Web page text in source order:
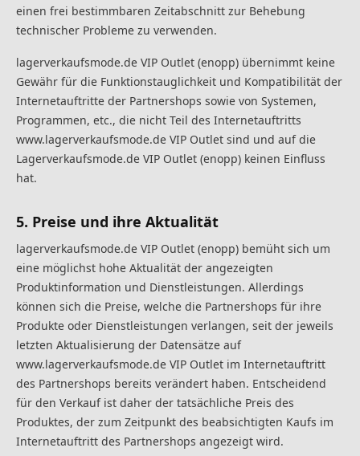
einen frei bestimmbaren Zeitabschnitt zur Behebung
technischer Probleme zu verwenden.
lagerverkaufsmode.de VIP Outlet (enopp) übernimmt keine
Gewähr für die Funktionstauglichkeit und Kompatibilität der
Internetauftritte der Partnershops sowie von Systemen,
Programmen, etc., die nicht Teil des Internetauftritts
www.lagerverkaufsmode.de VIP Outlet sind und auf die
Lagerverkaufsmode.de VIP Outlet (enopp) keinen Einfluss
hat.
5. Preise und ihre Aktualität
lagerverkaufsmode.de VIP Outlet (enopp) bemüht sich um
eine möglichst hohe Aktualität der angezeigten
Produktinformation und Dienstleistungen. Allerdings
können sich die Preise, welche die Partnershops für ihre
Produkte oder Dienstleistungen verlangen, seit der jeweils
letzten Aktualisierung der Datensätze auf
www.lagerverkaufsmode.de VIP Outlet im Internetauftritt
des Partnershops bereits verändert haben. Entscheidend
für den Verkauf ist daher der tatsächliche Preis des
Produktes, der zum Zeitpunkt des beabsichtigten Kaufs im
Internetauftritt des Partnershops angezeigt wird.